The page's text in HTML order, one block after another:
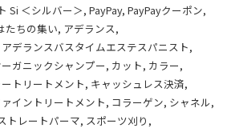
Si ＜シルバー＞ PayPay PayPayクーポン
たちの集い アデランス
アデランスバスタイムエステスパニスト
ガニックシャンプー カット カラー
トリートメント キャッシュレス決済
イントリートメント コラーゲン シャネル
トレートパーマ スポーツ刈り